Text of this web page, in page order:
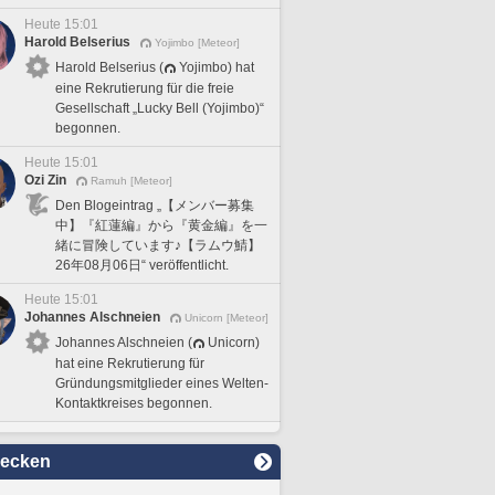
Heute 15:01
Harold Belserius
Yojimbo [Meteor]
Harold Belserius (
Yojimbo) hat
eine Rekrutierung für die freie
Gesellschaft „Lucky Bell (Yojimbo)“
begonnen.
Heute 15:01
Ozi Zin
Ramuh [Meteor]
Den Blogeintrag „【メンバー募集
中】『紅蓮編』から『黄金編』を一
緒に冒険しています♪【ラムウ鯖】
26年08月06日“ veröffentlicht.
Heute 15:01
Johannes Alschneien
Unicorn [Meteor]
Johannes Alschneien (
Unicorn)
hat eine Rekrutierung für
Gründungsmitglieder eines Welten-
Kontaktkreises begonnen.